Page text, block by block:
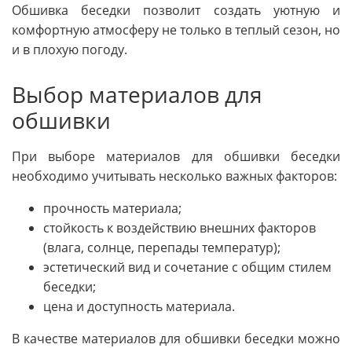
Обшивка беседки позволит создать уютную и
комфортную атмосферу не только в теплый сезон, но
и в плохую погоду.
Выбор материалов для
обшивки
При выборе материалов для обшивки беседки
необходимо учитывать несколько важных факторов:
прочность материала;
стойкость к воздействию внешних факторов
(влага, солнце, перепады температур);
эстетический вид и сочетание с общим стилем
беседки;
цена и доступность материала.
В качестве материалов для обшивки беседки можно